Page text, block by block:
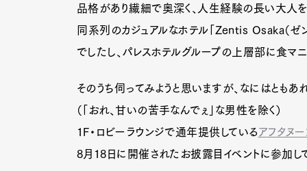
品格があり繊細で奥深く、人生経験の長い大人
同系列のカジュアルなホテル「Zentis Osaka（ゼ
でしたし、パレスホテルグループの上層部に食マ
そのうち伺ってみようと思いますが、なにはとも
（「おれ、甘いの苦手なんでぇ」な男性を除く）
1F・ロビーラウンジで通年提供しているアフタヌ
8月18日に開催されたお披露目イベントに参加し